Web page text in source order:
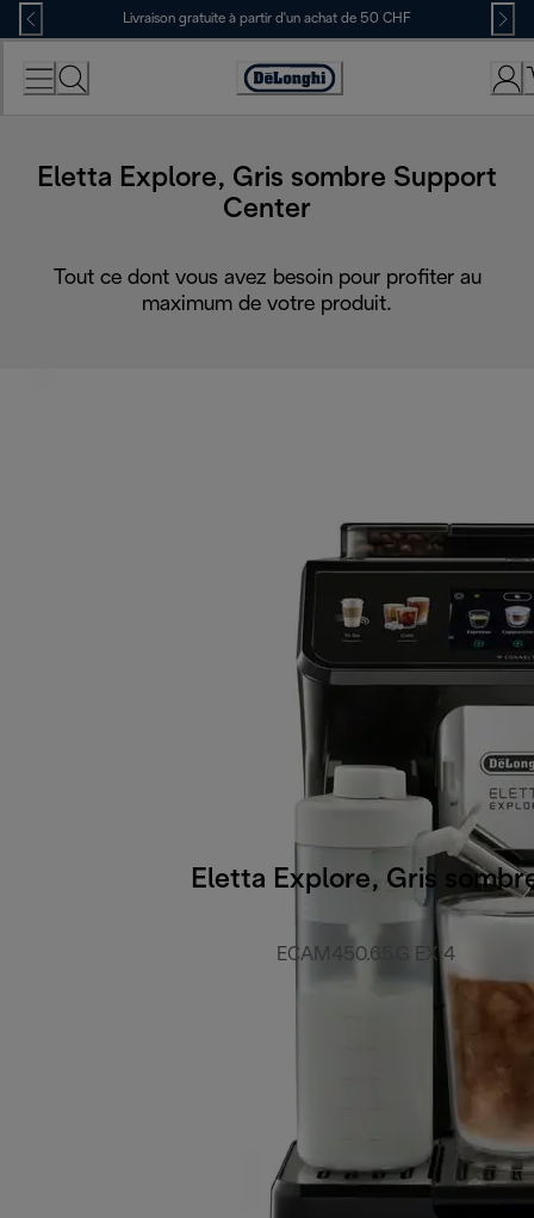
Skip
to
Content
Livraison gratuite à partir d'un achat de 50 CHF
Déclaration
Eletta Explore, Gris sombre Support
Center
Tout ce dont vous avez besoin pour profiter au
maximum de votre produit.
Eletta Explore, Gris
ECAM450.65.G EX:4